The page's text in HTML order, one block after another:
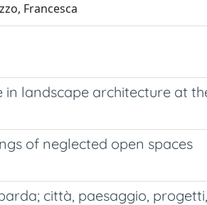
Francesca
landscape architecture at
of neglected open spaces
città, paesaggio,